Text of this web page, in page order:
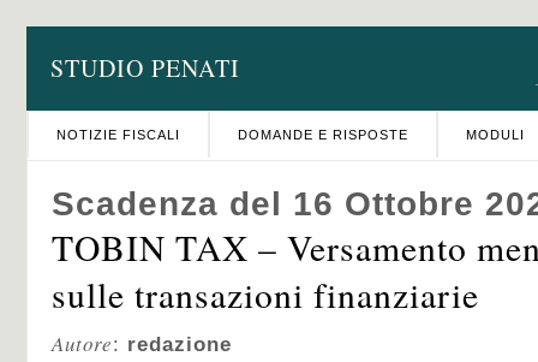
STUDIO PENATI
NOTIZIE FISCALI DOMANDE E RISPOSTE MODULI
Scadenza del 16 Ottobre
TOBIN TAX – Versamento
sulle transazioni finanziarie
Autore: redazione